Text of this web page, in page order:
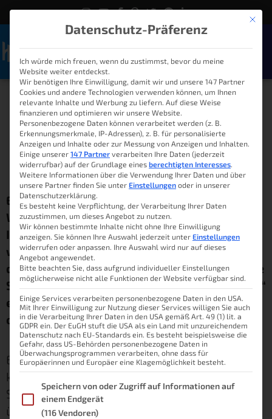
Raspberry Pi Backup –
Vollautomatisch sichern
Lukas Knöller 23. Juni 2018 10:00
Ein paar Leser scheinen Probleme bei der
Wiederherstellung der Backups zu haben.
Images können mit Win32 Disk Imager
wiederhergestellt werden. Keine Garantie,
dass es funktioniert. Alternativ kannst du die
SD-Karte aus dem Gerät nehmen und „offline“
eine Sicherung in deinem PC machen mit
oben genanntem Tool.
Einen Einplatinencomputer, auf dem nur eine
kleine Anwendung für die Steuerung deines
Smarthomes läuft, sichern? Das ist doch voll
übertrieben und verursacht mehr Aufwand als
Mit
Datenschutz-Präferenz
Ich würde mich freuen, wenn du zustimmst, bevor du meine
Website weiter entdeckst.
Wir benötigen Ihre Einwilligung, damit wir und unsere 147 Partner
Cookies und andere Technologien verwenden können, um Ihnen
relevante Inhalte und Werbung zu liefern. Auf diese Weise
finanzieren und optimieren wir unsere Website.
Personenbezogene Daten können verarbeitet werden (z. B.
Erkennungsmerkmale, IP-Adressen), z. B. für personalisierte
Anzeigen und Inhalte oder zur Messung von Anzeigen und Inhalten.
Einige unserer 147 Partner verarbeiten Ihre Daten (jederzeit
widerrufbar) auf der Grundlage eines berechtigten Interesses.
Weitere Informationen über die Verwendung Ihrer Daten und über
unsere Partner finden Sie unter Einstellungen oder in unserer
Datenschutzerklärung.
Es besteht keine Verpflichtung, der Verarbeitung Ihrer Daten
zuzustimmen, um dieses Angebot zu nutzen.
Wir können bestimmte Inhalte nicht ohne Ihre Einwilligung
anzeigen. Sie können Ihre Auswahl jederzeit unter Einstellungen
widerrufen oder anpassen. Ihre Auswahl wird nur auf dieses
Angebot angewendet.
Bitte beachten Sie, dass aufgrund individueller Einstellungen
möglicherweise nicht alle Funktionen der Website verfügbar sind.
Einige Services verarbeiten personenbezogene Daten in den USA.
Mit Ihrer Einwilligung zur Nutzung dieser Services willigen Sie auch
in die Verarbeitung Ihrer Daten in den USA gemäß Art. 49 (1) lit. a
GDPR ein. Der EuGH stuft die USA als ein Land mit unzureichendem
Datenschutz nach EU-Standards ein. Es besteht beispielsweise die
Gefahr, dass US-Behörden personenbezogene Daten in
Überwachungsprogrammen verarbeiten, ohne dass für
Europäerinnen und Europäer eine Klagemöglichkeit besteht.
Im Folgenden finden Sie eine Liste der Zwecke des IAB
Speichern von oder Zugriff auf Informationen auf
einem Endgerät
(116 Vendoren)